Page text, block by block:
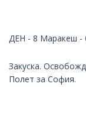
ДЕН - 8 Маракеш -
Закуска.
Полет за София.